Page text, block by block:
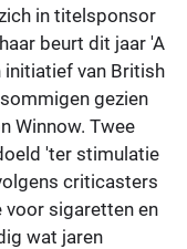
in titelsponsor
beurt dit jaar 'A
van British
gezien
Winnow. Twee
'ter stimulatie
criticasters
voor sigaretten en
wat jaren